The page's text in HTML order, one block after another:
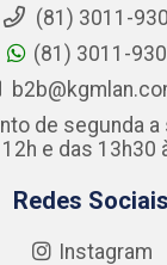
(81) 3011-
(81) 3011-
de segunda
e das 13h30
Redes Sociais
Instagram